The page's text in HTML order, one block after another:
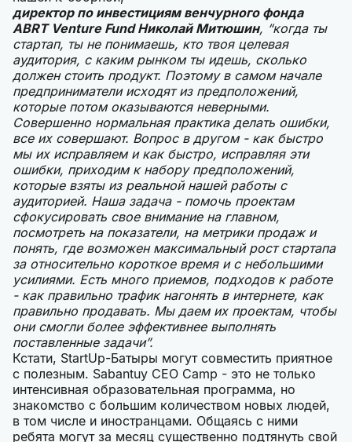
директор по инвестициям венчурного фонда
ABRT Venture Fund Николай Митюшин, “когда ты
стартап, ты не понимаешь, кто твоя целевая
аудитория, с каким рынком ты идешь, сколько
должен стоить продукт. Поэтому в самом начале
предприниматели исходят из предположений,
которые потом оказываются неверными.
Совершенно нормальная практика делать ошибки,
все их совершают. Вопрос в другом - как быстро
мы их исправляем и как быстро, исправляя эти
ошибки, приходим к набору предположений,
которые взяты из реальной нашей работы с
аудиторией. Наша задача - помочь проектам
сфокусировать свое внимание на главном,
посмотреть на показатели, на метрики продаж и
понять, где возможен максимальный рост стартапа
за относительно короткое время и с небольшими
усилиями. Есть много приемов, подходов к работе
- как правильно трафик нагонять в интернете, как
правильно продавать. Мы даем их проектам, чтобы
они смогли более эффективнее выполнять
поставленные задачи”.
Кстати, StartUp-Батыры могут совместить приятное
с полезным. Sabantuy CEO Camp - это не только
интенсивная образовательная программа, но
знакомство с большим количеством новых людей,
в том числе и иностранцами. Общаясь с ними
ребята могут за месяц существенно подтянуть свой